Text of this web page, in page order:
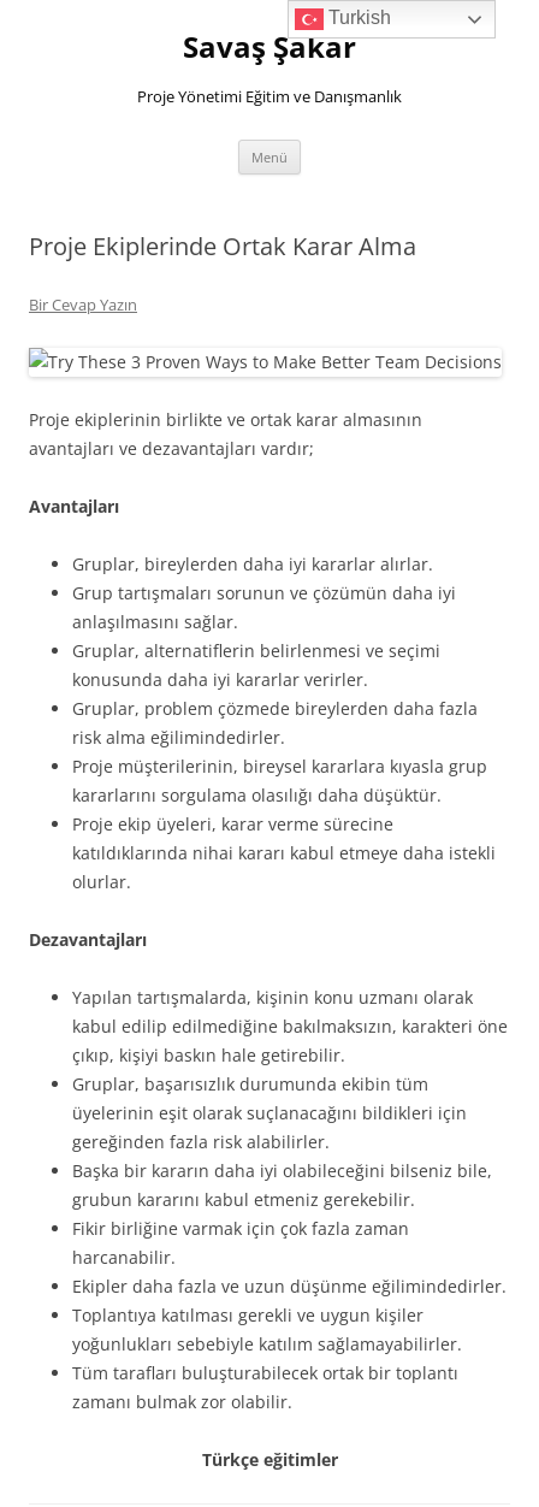
Savaş Şakar
Proje Yönetimi Eğitim ve Danışmanlık
Menü
Proje Ekiplerinde Ortak Karar Alma
Bir Cevap Yazın
Proje ekiplerinin birlikte ve ortak karar almasının
avantajları ve dezavantajları vardır;
Avantajları
Gruplar, bireylerden daha iyi kararlar alırlar.
Grup tartışmaları sorunun ve çözümün daha iyi
anlaşılmasını sağlar.
Gruplar, alternatiflerin belirlenmesi ve seçimi
konusunda daha iyi kararlar verirler.
Gruplar, problem çözmede bireylerden daha fazla
risk alma eğilimindedirler.
Proje müşterilerinin, bireysel kararlara kıyasla grup
kararlarını sorgulama olasılığı daha düşüktür.
Proje ekip üyeleri, karar verme sürecine
katıldıklarında nihai kararı kabul etmeye daha istekli
olurlar.
Dezavantajları
Yapılan tartışmalarda, kişinin konu uzmanı olarak
kabul edilip edilmediğine bakılmaksızın, karakteri öne
çıkıp, kişiyi baskın hale getirebilir.
Gruplar, başarısızlık durumunda ekibin tüm
üyelerinin eşit olarak suçlanacağını bildikleri için
gereğinden fazla risk alabilirler.
Başka bir kararın daha iyi olabileceğini bilseniz bile,
grubun kararını kabul etmeniz gerekebilir.
Fikir birliğine varmak için çok fazla zaman
harcanabilir.
Ekipler daha fazla ve uzun düşünme eğilimindedirler.
Toplantıya katılması gerekli ve uygun kişiler
yoğunlukları sebebiyle katılım sağlamayabilirler.
Tüm tarafları buluşturabilecek ortak bir toplantı
zamanı bulmak zor olabilir.
Türkçe eğitimler
Turkish